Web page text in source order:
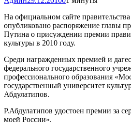
На официальном сайте
опубликовано распоряжение главы
Путина о присуждении премии
культуры в 2010 году.
Среди награжденных премией и
федерального государственного
профессионального образования
государственный университет
Абдулатипов.
Р.Абдулатипов удостоен премии за
моей России».